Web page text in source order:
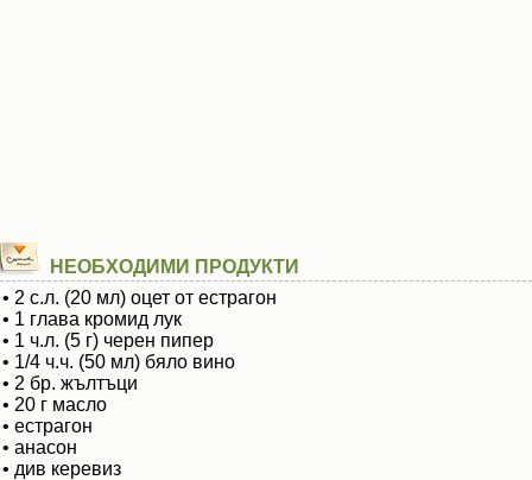
НЕОБХОДИМИ ПРОДУКТИ
• 2 с.л. (20 мл) оцет от естрагон
• 1 глава кромид лук
• 1 ч.л. (5 г) черен пипер
• 1/4 ч.ч. (50 мл) бяло вино
• 2 бр. жълтъци
• 20 г масло
• естрагон
• анасон
• див керевиз